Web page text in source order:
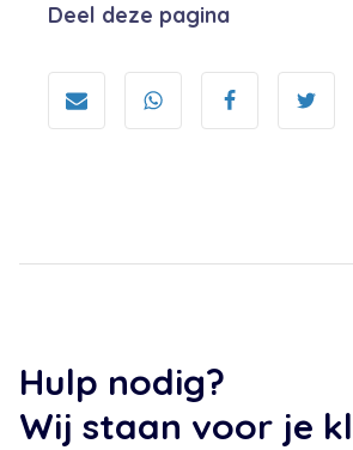
Deel deze pagina
Hulp nodig?
Wij staan voor je